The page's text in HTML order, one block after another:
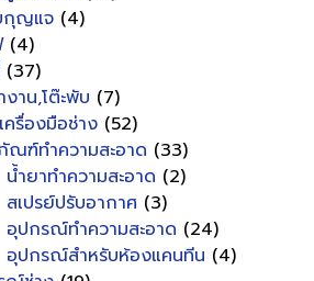
กุญแจ (4)
(4)
(37)
งาน,โต๊ะพับ (7)
ครื่องมือช่าง (52)
ณฑ์ทำความสะอาด (33)
น้ำยาทำความสะอาด (2)
สเปรย์ปรับอากาศ (3)
อุปกรณ์ทำความสะอาด (24)
อุปกรณ์สำหรับห้องแคนทีน (4)